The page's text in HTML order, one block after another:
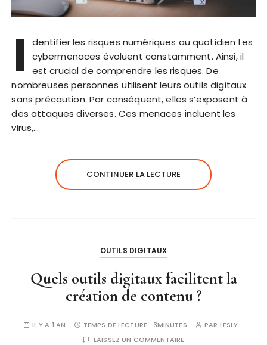
I
dentifier les risques numériques au quotidien Les
cybermenaces évoluent constamment. Ainsi, il
est crucial de comprendre les risques. De
nombreuses personnes utilisent leurs outils digitaux
sans précaution. Par conséquent, elles s’exposent à
des attaques diverses. Ces menaces incluent les
virus,…
CONTINUER LA LECTURE
OUTILS DIGITAUX
Quels outils digitaux facilitent la
création de contenu ?
IL Y A 1 AN TEMPS DE LECTURE : 3MINUTES PAR LESLY
LAISSEZ UN COMMENTAIRE